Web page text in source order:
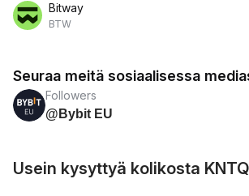
Bitway
BTW
Seuraa meitä sosiaalisessa
Followers
@Bybit EU
Usein kysyttyä kolikosta